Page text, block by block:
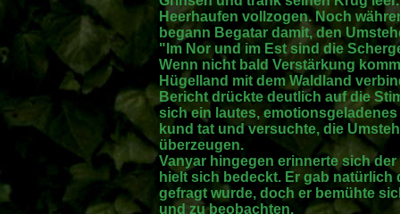
Heerhaufen vollzogen. Noch
begann Begatar damit, den
"Im Nor und im Est sind die
Wenn nicht bald Verstärkung
Hügelland mit dem Waldland
Bericht drückte deutlich auf die
sich ein lautes,
kund tat und versuchte, die
überzeugen.
Vanyar hingegen erinnerte sich
hielt sich bedeckt. Er gab natürlich
gefragt wurde, doch er bemühte
und zu beobachten.